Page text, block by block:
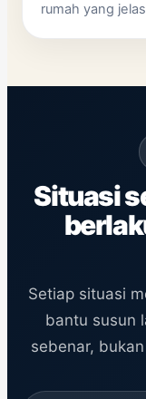
rumah yang
Situasi
Setiap situasi
bantu susun
sebenar,